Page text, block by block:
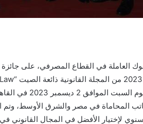
العاملة في القطاع المصرفي، على
“The Law“
السبت الموافق
في
المحاماة في مصر والشرق الأوسط، وتم
لإختيار الأفضل في المجال